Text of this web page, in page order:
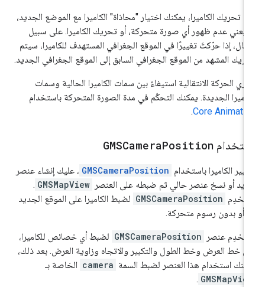
تحريك الكاميرا، يمكنك اختيار "محاذاة" الكاميرا مع الموضع الجديد،
يعني عدم ظهور أي صورة متحركة، أو تحريك الكاميرا. على سبيل
إذا حرّكتَ تغييرًا في الموقع الجغرافي المستهدف للكاميرا، سيتم
المشهد من الموقع الجغرافي السابق إلى الموقع الجغرافي الجديد.
الحركة الانتقالية استيفاءً بين سمات الكاميرا الحالية وسمات
الجديدة. يمكنك التحكّم في مدة الصورة المتحركة باستخدام
Core
.
GMSCameraPosition
الكاميرا باستخدام GMSCameraPosition ، عليك إنشاء عنصر
أو نسخ عنصر حالي ثم ضبطه على العنصر GMSMapView
.
GMSCameraPosition لضبط الكاميرا على الموقع الجديد
أو بدون رسوم متحركة.
عنصر GMSCameraPosition لضبط أي خصائص للكاميرا،
خط العرض وخط الطول والتكبير والاتجاه وزاوية العرض. بعد ذلك،
استخدام هذا العنصر لضبط السمة camera الخاصة بـ
.